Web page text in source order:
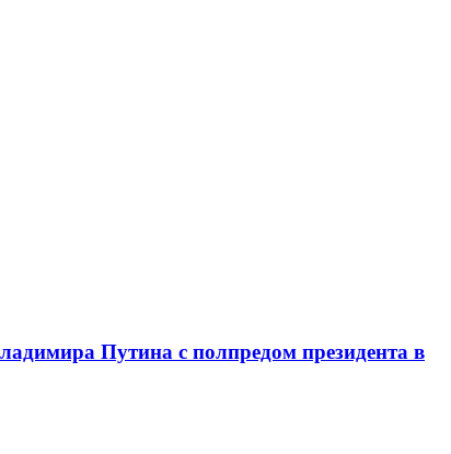
Путина с полпредом президента в